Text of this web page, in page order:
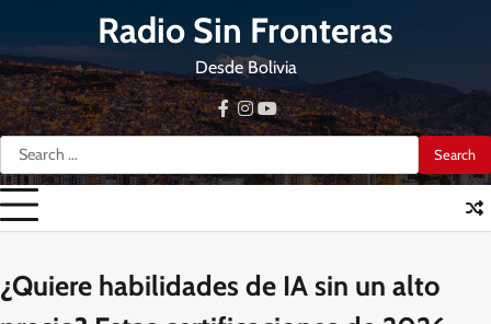
content
Radio Sin Fronteras
Desde Bolivia
Search
for:
facebook
instagram
youtube
¿Quiere habilidades de IA sin un alto